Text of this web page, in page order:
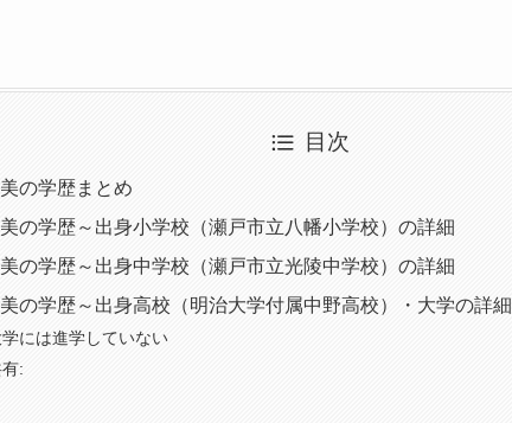
目次
の学歴まとめ
の学歴～出身小学校（瀬戸市立八幡小学校）の詳細
の学歴～出身中学校（瀬戸市立光陵中学校）の詳細
の学歴～出身高校（明治大学付属中野高校）・大学の詳細
学には進学していない
: